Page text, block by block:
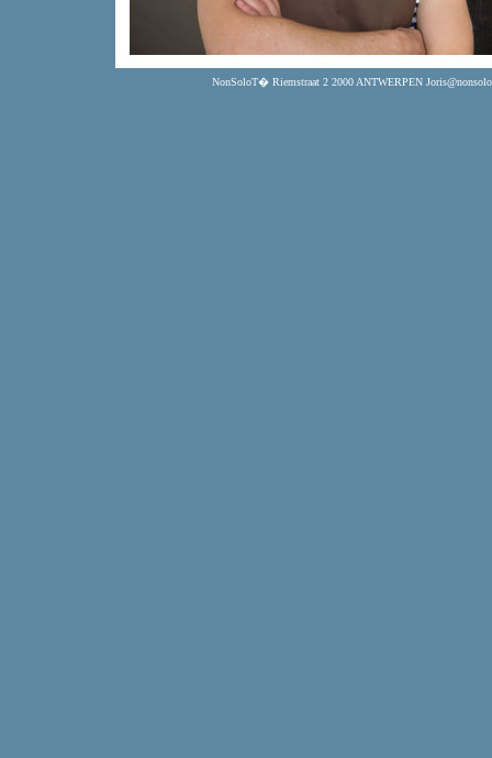
NonSoloT� Riemstraat 2 2000 ANTWERPEN